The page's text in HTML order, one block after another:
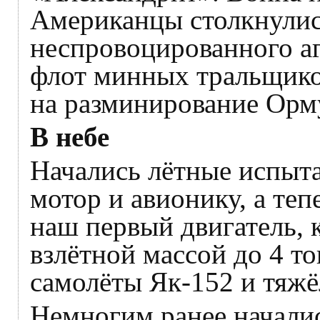
Американцы
неспровоцированного
флот минных
на разминирование
В небе
Начались лётные
мотор и авионику, а
наш первый двигатель,
взлётной массой до 4
самолёты Як-152 и